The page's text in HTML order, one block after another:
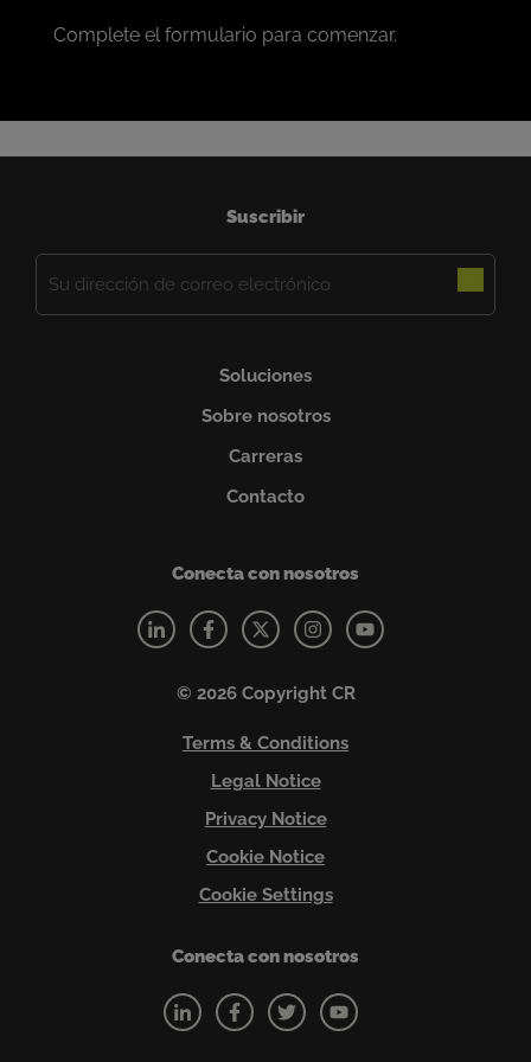
Complete el formulario para comenzar.
Suscribir
electrónico
Soluciones
Sobre nosotros
Carreras
Contacto
Conecta con nosotros
© 2026 Copyright CR
Terms & Conditions
Legal Notice
Privacy Notice
Cookie Notice
Cookie Settings
Conecta con nosotros